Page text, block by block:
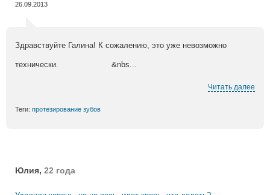
26.09.2013
Здравствуйте Галина! К сожалению, это уже невозможно
технически. &nbs...
Читать далее
Теги: протезирование зубов
Юлия, 22 года